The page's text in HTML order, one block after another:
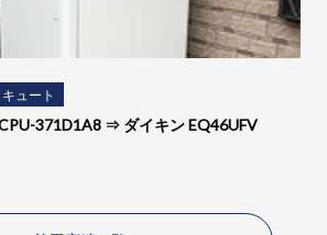
ュート
371D1A8 ⇒ ダイキン EQ46UFV